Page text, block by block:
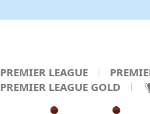
PREMIER LEAGUE
PREMIER LEAGUE GOLD